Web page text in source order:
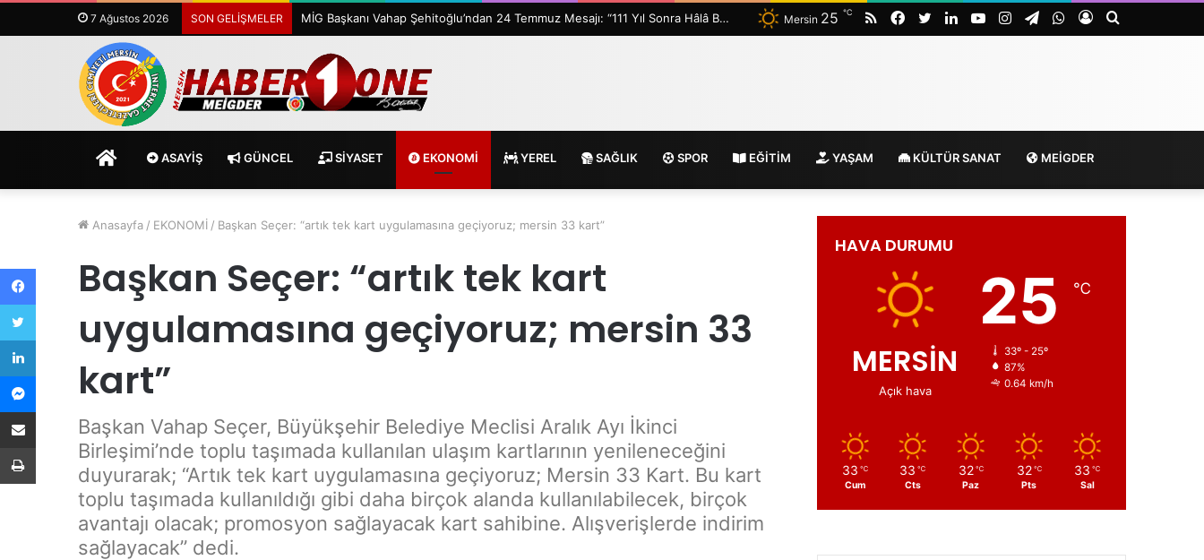
7 Ağustos 2026 SON GELİŞMELER MİG Başkanı Vahap Şehitoğlu’ndan 24 Temmuz Mesajı: “111 Yıl Sonra Hâlâ Basın Özgürlüğünü Konuşuyoruz”
Arama
Kayıt
WhatsApp
Telegram
Instagram
YouTube
LinkedIn
Twitter
Facebook
RSS
Mersin 25 ℃
ANASAYFAASAYİŞ GÜNCEL SİYASET EKONOMİ YEREL SAĞLIK SPOR EĞİTİM YAŞAM KÜLTÜR SANAT MEİGDER
Anasayfa / EKONOMİ / Başkan Seçer: “artık tek kart uygulamasına geçiyoruz; mersin 33 kart”
Başkan Seçer: “artık tek kart
uygulamasına geçiyoruz; mersin 33
kart”
Başkan Vahap Seçer, Büyükşehir Belediye Meclisi Aralık Ayı İkinci
Birleşimi’nde toplu taşımada kullanılan ulaşım kartlarının yenileneceğini
duyurarak; “Artık tek kart uygulamasına geçiyoruz; Mersin 33 Kart. Bu kart
toplu taşımada kullanıldığı gibi daha birçok alanda kullanılabilecek, birçok
avantajı olacak; promosyon sağlayacak kart sahibine. Alışverişlerde indirim
sağlayacak” dedi.
HAVA DURUMU
MERSİN
Açık hava
25 ℃
33º - 25º
87%
0.64 km/h
33 ℃
Cum
33 ℃
Cts
32 ℃
Paz
32 ℃
Pts
33 ℃
Sal
Facebook
Twitter
LinkedIn
Messenger
E-Posta ile paylaş